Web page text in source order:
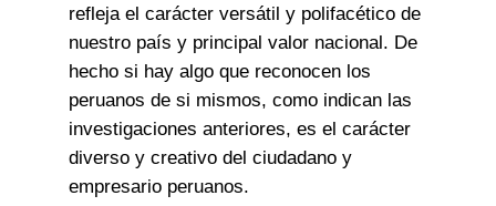
refleja el carácter versátil y polifacético de
nuestro país y principal valor nacional. De
hecho si hay algo que reconocen los
peruanos de si mismos, como indican las
investigaciones anteriores, es el carácter
diverso y creativo del ciudadano y
empresario peruanos.